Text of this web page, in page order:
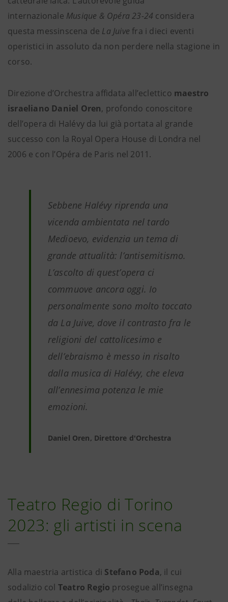
internazionale Musique & Opéra 23-24 considera
questa messinscena de La Juive fra i dieci eventi
operistici in assoluto da non perdere nella stagione in
corso.
Direzione d’Orchestra affidata all’eclettico maestro
israeliano Daniel Oren, profondo conoscitore
dell’opera di Halévy da lui già portata al grande
successo con la Royal Opera House di Londra nel
2006 e con l’Opéra de Paris nel 2011.
Sebbene Halévy riprenda una
vicenda ambientata nel tardo
Medioevo, evidenzia un tema di
grande attualità: l’antisemitismo.
L’ascolto di quest’opera ci
commuove ancora oggi. Io
personalmente sono molto toccato
da La Juive, dove il contrasto fra le
religioni del cattolicesimo e
dell’ebraismo è messo in risalto
dalla musica di Halévy, che eleva
all’ennesima potenza le mie
emozioni.
Daniel Oren, Direttore d'Orchestra
Teatro Regio di Torino
2023: gli artisti in scena
Alla maestria artistica di Stefano Poda, il cui
sodalizio col Teatro Regio prosegue all’insegna